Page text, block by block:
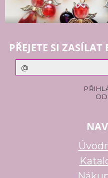
PŘEJETE SI